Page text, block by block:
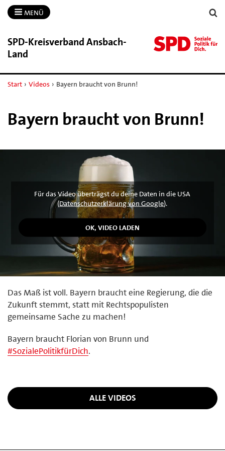
MENÜ
SPD-​Kreisverband Ansbach-​
Land
Start › Videos › Bayern braucht von Brunn!
Bayern braucht von Brunn!
Für das Video überträgst du deine Daten in die USA
(Datenschutzerklärung von Google).
Das Maß ist voll. Bayern braucht eine Regierung, die die
Zukunft stemmt, statt mit Rechtspopulisten
gemeinsame Sache zu machen!
Bayern braucht Florian von Brunn und
#SozialePolitikfürDich.
ALLE VIDEOS